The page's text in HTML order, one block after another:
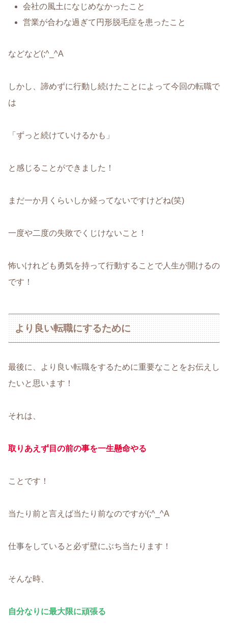
会社の風土になじめなかったこと
営業が合わな過ぎて円形脱毛症を患ったこと
などなど(;^_^A
しかし、諦めずに行動し続けたことによって今回の転職で
は
「ずっと続けていけるかも」
と感じることができました！
まだ一か月くらいしか経ってないですけどね(笑)
一度や二度の失敗でくじけないこと！
怖いけれども勇気を持って行動することで人生が開けるの
です！
より良い転職にするために
最後に、より良い転職をするために重要なことをお伝えし
たいと思います！
それは、
取りあえず目の前の事を一生懸命やる
ことです！
当たり前と言えば当たり前なのですが(;^_^A
仕事をしていると必ず壁にぶち当たります！
そんな時、
自分なりに最大限に頑張る